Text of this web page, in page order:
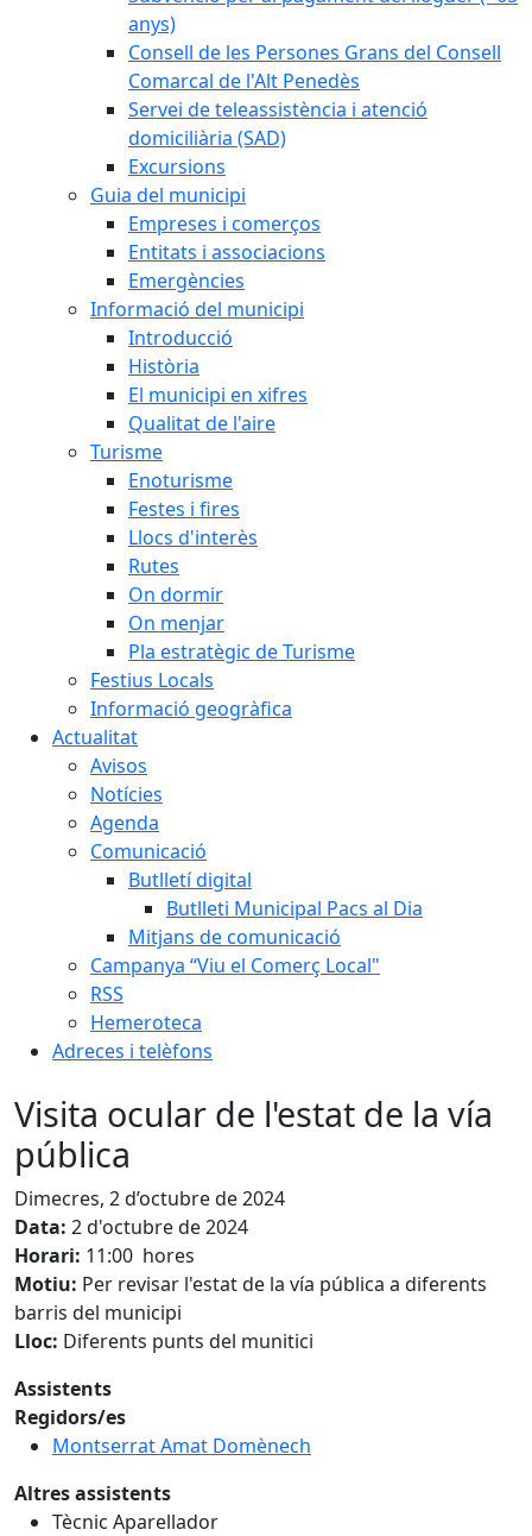
anys)
Consell de les Persones Grans del Consell
Comarcal de l'Alt Penedès
Servei de teleassistència i atenció
domiciliària (SAD)
Excursions
Guia del municipi
Empreses i comerços
Entitats i associacions
Emergències
Informació del municipi
Introducció
Història
El municipi en xifres
Qualitat de l'aire
Turisme
Enoturisme
Festes i fires
Llocs d'interès
Rutes
On dormir
On menjar
Pla estratègic de Turisme
Festius Locals
Informació geogràfica
Actualitat
Avisos
Notícies
Agenda
Comunicació
Butlletí digital
Butlleti Municipal Pacs al Dia
Mitjans de comunicació
Campanya “Viu el Comerç Local"
RSS
Hemeroteca
Adreces i telèfons
Visita ocular de l'estat de la vía
pública
Dimecres, 2 d’octubre de 2024
Data: 2 d'octubre de 2024
Horari: 11:00 hores
Motiu: Per revisar l'estat de la vía pública a diferents
barris del municipi
Lloc: Diferents punts del munitici
Assistents
Regidors/es
Montserrat Amat Domènech
Altres assistents
Tècnic Aparellador